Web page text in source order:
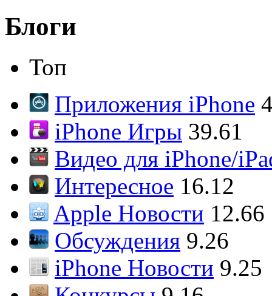
Блоги
Топ
Приложения iPhone
iPhone Игры 39.61
Видео для iPhone/
Интересное 16.12
Apple Новости 12.66
Обсуждения 9.26
iPhone Новости 9.25